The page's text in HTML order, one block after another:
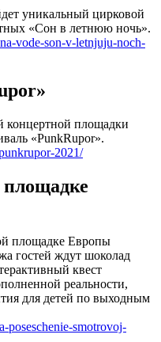
уникальный цирковой
«Сон в летнюю ночь».
vode-son-v-letnjuju-noch-
концертной площадки
«PunkRupor».
2021/
площадке Европы
гостей ждут шоколад
квест
реальности,
для детей по выходным
poseschenie-smotrovoj-